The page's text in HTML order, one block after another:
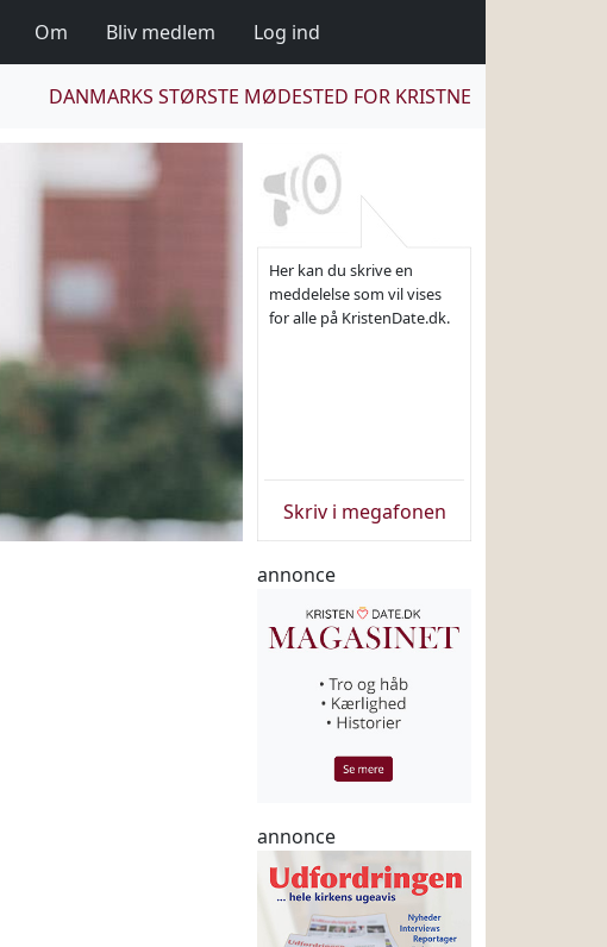
Om Bliv medlem Log ind
DANMARKS STØRSTE MØDESTED FOR KRISTNE
Her kan du skrive en
meddelelse som vil vises
for alle på KristenDate.dk.
Skriv i megafonen
annonce
annonce